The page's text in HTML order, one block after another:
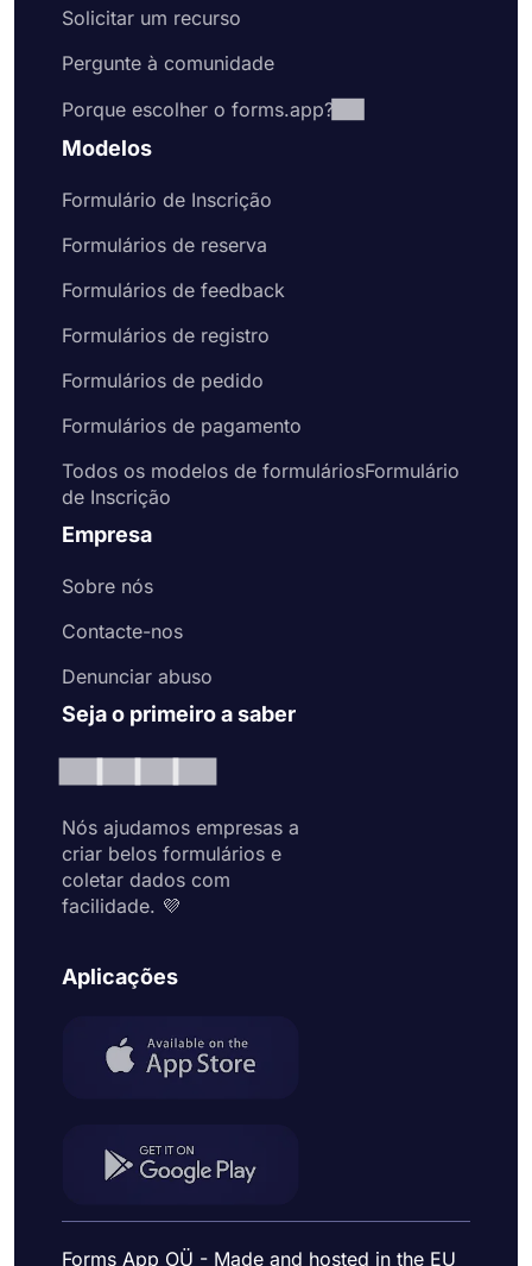
Solicitar um recurso
Pergunte à comunidade
Porque escolher o forms.app?
Modelos
Formulário de Inscrição
Formulários de reserva
Formulários de feedback
Formulários de registro
Formulários de pedido
Formulários de pagamento
Todos os modelos de formuláriosFormulário
de Inscrição
Empresa
Sobre nós
Contacte-nos
Denunciar abuso
Seja o primeiro a saber
Nós ajudamos empresas a
criar belos formulários e
coletar dados com
facilidade. 💜
Aplicações
Forms App OÜ - Made and hosted in the EU